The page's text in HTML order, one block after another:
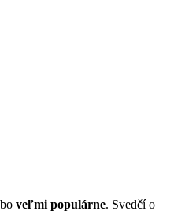
veľmi populárne. Svedčí o